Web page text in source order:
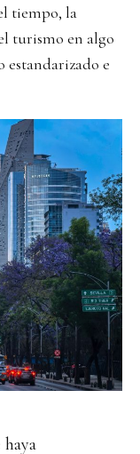
tiempo, la
turismo en algo
estandarizado e